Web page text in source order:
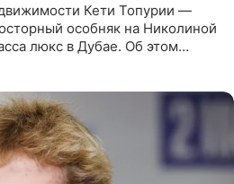
Кети Топурии —
особняк на Николиной
люкс в Дубае. Об этом